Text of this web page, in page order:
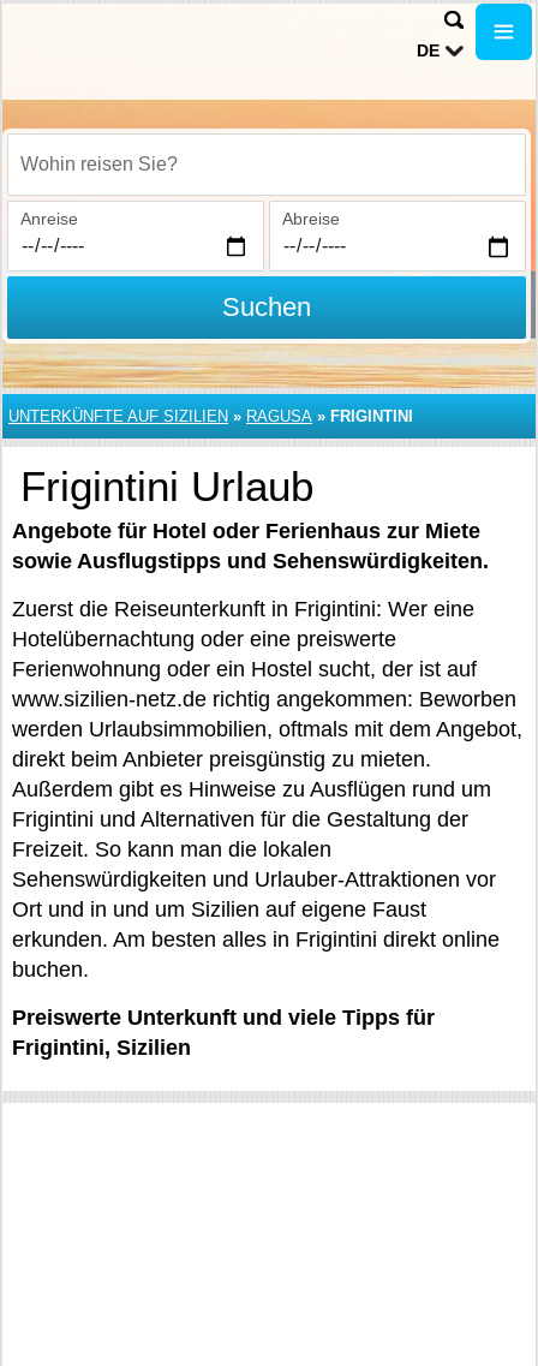
DE
Wohin reisen Sie?
Anreise Abreise
Suchen
UNTERKÜNFTE AUF SIZILIEN » RAGUSA » FRIGINTINI
Frigintini Urlaub
Angebote für Hotel oder Ferienhaus zur Miete
sowie Ausflugstipps und Sehenswürdigkeiten.
Zuerst die Reiseunterkunft in Frigintini: Wer eine
Hotelübernachtung oder eine preiswerte
Ferienwohnung oder ein Hostel sucht, der ist auf
www.sizilien-netz.de richtig angekommen: Beworben
werden Urlaubsimmobilien, oftmals mit dem Angebot,
direkt beim Anbieter preisgünstig zu mieten.
Außerdem gibt es Hinweise zu Ausflügen rund um
Frigintini und Alternativen für die Gestaltung der
Freizeit. So kann man die lokalen
Sehenswürdigkeiten und Urlauber-Attraktionen vor
Ort und in und um Sizilien auf eigene Faust
erkunden. Am besten alles in Frigintini direkt online
buchen.
Preiswerte Unterkunft und viele Tipps für
Frigintini, Sizilien